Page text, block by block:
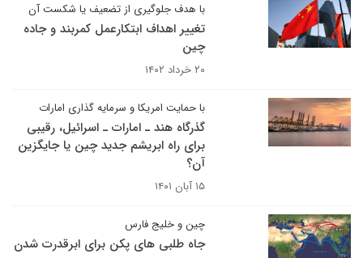
با هدف جلوگیری از تضعیف یا شکست آن
تغییر اهداف ابتکارعمل کمربند و جاده
چین
۲۰ خرداد ۱۴۰۲
با حمایت امریکا و سرمایه گذاری امارات
گذرگاه هند ـ امارات ـ اسرائیل، رقیبی
برای راه ابریشم جدید چین یا جایگزین
آن؟
۱۵ آبان ۱۴۰۱
چین و خلیج فارس
جاه طلبی های پکن برای ابرقدرت شدن